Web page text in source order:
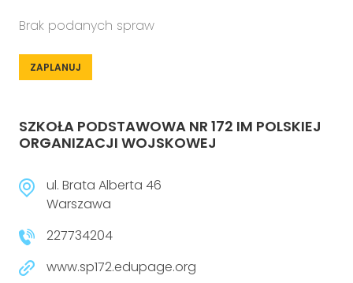
Brak podanych spraw
ZAPLANUJ
SZKOŁA PODSTAWOWA NR 172 IM POLSKIEJ
ORGANIZACJI WOJSKOWEJ
ul. Brata Alberta 46
Warszawa
227734204
www.sp172.edupage.org